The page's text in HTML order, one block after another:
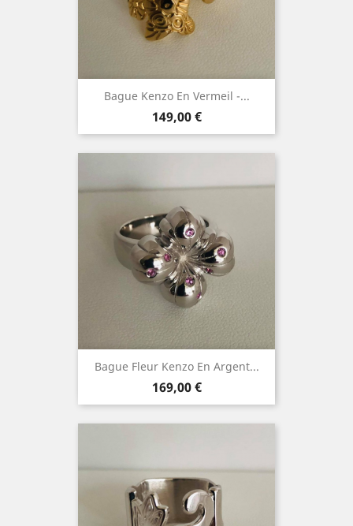
Bague Kenzo En Vermeil -...
Prix
149,00 €
Bague Fleur Kenzo En Argent...
Prix
169,00 €